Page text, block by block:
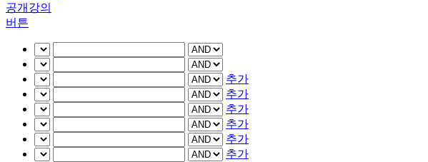
공개강의
버튼
추가
추가
추가
추가
추가
추가